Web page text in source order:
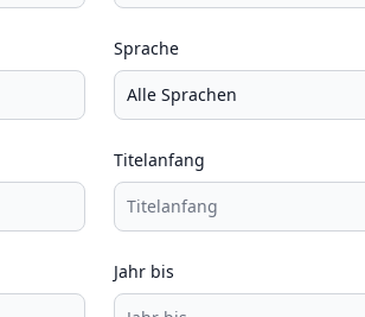
Sprache
Titelanfang
Jahr bis